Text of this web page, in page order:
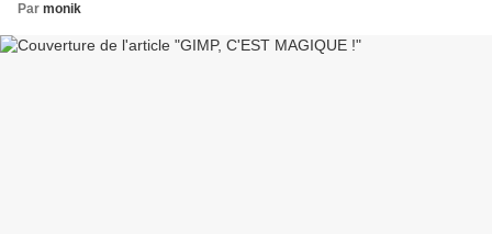
Par monik